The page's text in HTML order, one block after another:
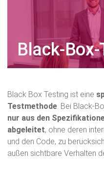
Black-
Black Box Testing ist eine
Testmethode. Bei Black-
nur aus den
abgeleitet, ohne deren
und den Code, zu
außen sichtbare Verhalten